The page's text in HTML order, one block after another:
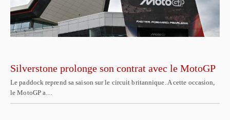
Silverstone prolonge son contrat avec le MotoGP
Le paddock reprend sa saison sur le circuit britannique. A cette occasion,
le MotoGP a…